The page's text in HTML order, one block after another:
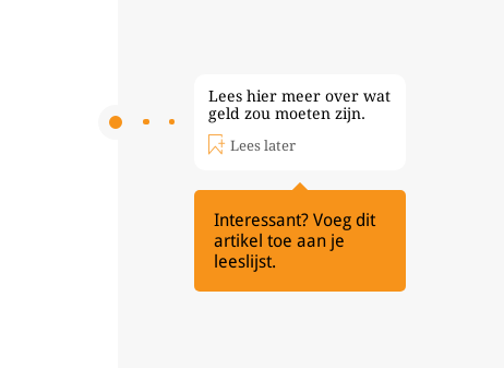
Lees hier meer over wat
geld zou moeten zijn.
Lees later
Interessant? Voeg dit
artikel toe aan je
leeslijst.